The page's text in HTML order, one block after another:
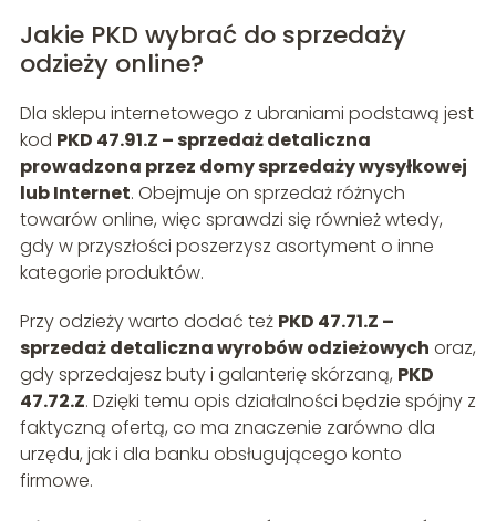
Jakie PKD wybrać do sprzedaży
odzieży online?
Dla sklepu internetowego z ubraniami podstawą jest
kod PKD 47.91.Z – sprzedaż detaliczna
prowadzona przez domy sprzedaży wysyłkowej
lub Internet. Obejmuje on sprzedaż różnych
towarów online, więc sprawdzi się również wtedy,
gdy w przyszłości poszerzysz asortyment o inne
kategorie produktów.
Przy odzieży warto dodać też PKD 47.71.Z –
sprzedaż detaliczna wyrobów odzieżowych oraz,
gdy sprzedajesz buty i galanterię skórzaną, PKD
47.72.Z. Dzięki temu opis działalności będzie spójny z
faktyczną ofertą, co ma znaczenie zarówno dla
urzędu, jak i dla banku obsługującego konto
firmowe.